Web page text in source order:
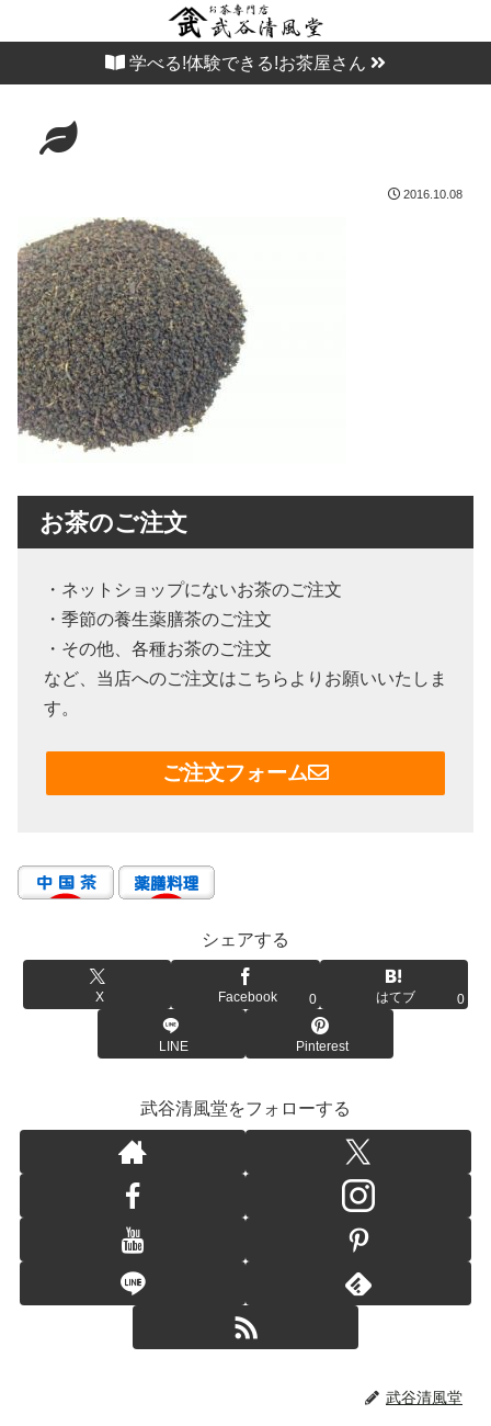
学べる!体験できる!お茶屋さん
2016.10.08
お茶のご注文
・ネットショップにないお茶のご注文
・季節の養生薬膳茶のご注文
・その他、各種お茶のご注文
など、当店へのご注文はこちらよりお願いいたしま
す。
ご注文フォーム
シェアする
X Facebook 0 はてブ 0
LINE Pinterest
武谷清風堂をフォローする
武谷清風堂